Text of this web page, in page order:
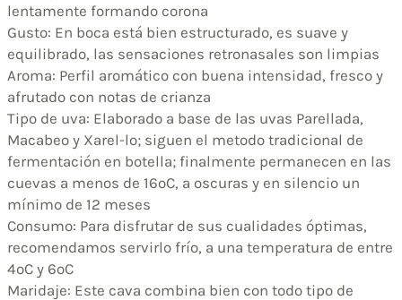
lentamente formando corona
Gusto: En boca está bien estructurado, es suave y
equilibrado, las sensaciones retronasales son limpias
Aroma: Perfil aromático con buena intensidad, fresco y
afrutado con notas de crianza
Tipo de uva: Elaborado a base de las uvas Parellada,
Macabeo y Xarel-lo; siguen el metodo tradicional de
fermentación en botella; finalmente permanecen en las
cuevas a menos de 16ºC, a oscuras y en silencio un
mínimo de 12 meses
Consumo: Para disfrutar de sus cualidades óptimas,
recomendamos servirlo frío, a una temperatura de entre
4ºC y 6ºC
Maridaje: Este cava combina bien con todo tipo de